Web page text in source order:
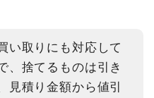
い取りにも対応して
、捨てるものは引き
見積り金額から値引